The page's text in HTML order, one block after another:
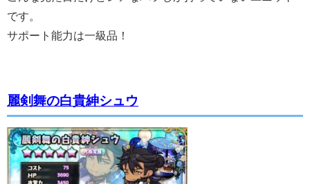
です。
サポート能力は一級品！
麗剣舞の白貴紳シュウ